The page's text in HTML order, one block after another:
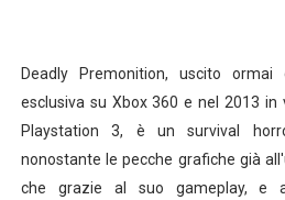
Deadly Premonition, uscito
esclusiva su Xbox 360 e nel 2013 in
Playstation 3, è un survival
nonostante le pecche grafiche già
che grazie al suo gameplay, e